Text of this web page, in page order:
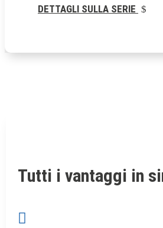
DETTAGLI SULLA SERIE
Tutti i vantaggi in
